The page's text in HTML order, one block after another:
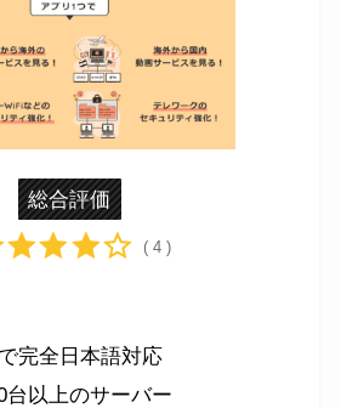
総合評価
( 4 )
完全日本語対応
台以上のサーバー